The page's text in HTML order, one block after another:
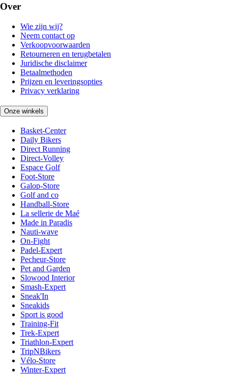
Over
Wie zijn wij?
Neem contact op
Verkoopvoorwaarden
Retourneren en terugbetalen
Juridische disclaimer
Betaalmethoden
Prijzen en leveringsopties
Privacy verklaring
Onze winkels
Basket-Center
Daily Bikers
Direct Running
Direct-Volley
Espace Golf
Foot-Store
Galop-Store
Golf and co
Handball-Store
La sellerie de Maé
Made in Paradis
Nauti-wave
On-Fight
Padel-Expert
Pecheur-Store
Pet and Garden
Slowood Interior
Smash-Expert
Sneak'In
Sneakids
Sport is good
Training-Fit
Trek-Expert
Triathlon-Expert
TripNBikers
Vélo-Store
Winter-Expert